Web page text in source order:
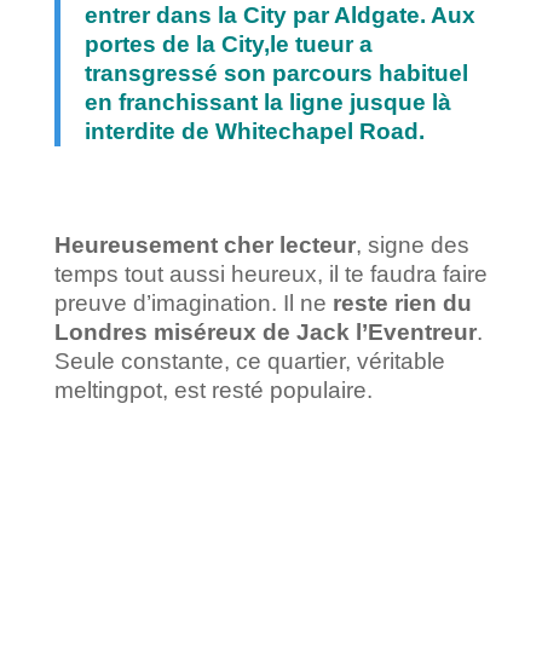
entrer dans la City par Aldgate. Aux
portes de la City,le tueur a
transgressé son parcours habituel
en franchissant la ligne jusque là
interdite de Whitechapel Road.
Heureusement cher lecteur, signe des
temps tout aussi heureux, il te faudra faire
preuve d’imagination. Il ne reste rien du
Londres miséreux de Jack l’Eventreur.
Seule constante, ce quartier, véritable
meltingpot, est resté populaire.